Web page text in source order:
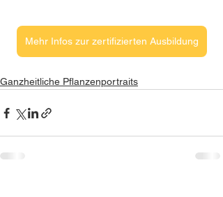
Mehr Infos zur zertifizierten Ausbildung
Ganzheitliche Pflanzenportraits